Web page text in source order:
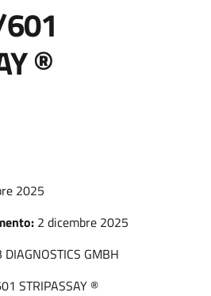
®
2025
2 dicembre 2025
GMBH
STRIPASSAY ®